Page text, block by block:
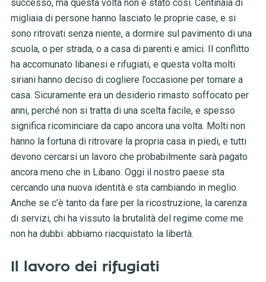
successo, ma questa volta non è stato così. Centinaia di
migliaia di persone hanno lasciato le proprie case, e si
sono ritrovati senza niente, a dormire sul pavimento di una
scuola, o per strada, o a casa di parenti e amici. Il conflitto
ha accomunato libanesi e rifugiati, e questa volta molti
siriani hanno deciso di cogliere l’occasione per tornare a
casa. Sicuramente era un desiderio rimasto soffocato per
anni, perché non si tratta di una scelta facile, e spesso
significa ricominciare da capo ancora una volta. Molti non
hanno la fortuna di ritrovare la propria casa in piedi, e tutti
devono cercarsi un lavoro che probabilmente sarà pagato
ancora meno che in Libano. Oggi il nostro paese sta
cercando una nuova identità e sta cambiando in meglio.
Anche se c’è tanto da fare per la ricostruzione, la carenza
di servizi, chi ha vissuto la brutalità del regime come me
non ha dubbi: abbiamo riacquistato la libertà.
Il lavoro dei rifugiati